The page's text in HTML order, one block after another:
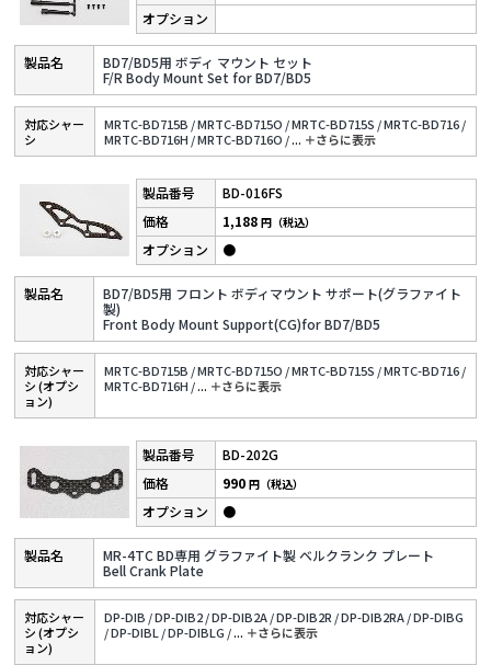
BD7/BD5用 ボディ マウント セット
F/R Body Mount Set for BD7/BD5
対応シャー
シ
MRTC-BD715B /MRTC-BD715O /MRTC-BD715S /MRTC-BD716 /
MRTC-BD716H /MRTC-BD716O /... ＋さらに表⽰
BD-016FS
BD7/BD5用 フロント ボディマウント サポート(グラファイト
製)
Front Body Mount Support(CG)for BD7/BD5
1,188円（税込）
●
対応シャー
シ (オプシ
ョン)
MRTC-BD715B /MRTC-BD715O /MRTC-BD715S /MRTC-BD716 /
MRTC-BD716H /... ＋さらに表⽰
BD-202G
MR-4TC BD専用 グラファイト製 ベルクランク プレート
Bell Crank Plate
990円（税込）
●
対応シャー
シ (オプシ
ョン)
DP-DIB /DP-DIB2 /DP-DIB2A /DP-DIB2R /DP-DIB2RA /DP-DIBG
/DP-DIBL /DP-DIBLG /... ＋さらに表⽰